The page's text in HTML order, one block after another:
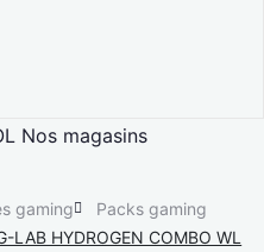
Nos magasins
gaming
Packs gaming
LAB HYDROGEN COMBO WL